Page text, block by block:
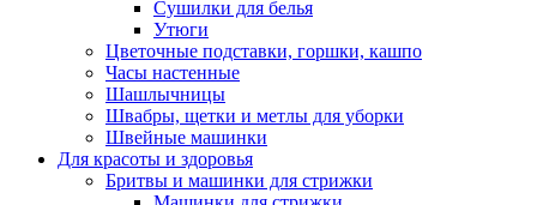
Сушилки для белья
Утюги
Цветочные подставки, горшки, кашпо
Часы настенные
Шашлычницы
Швабры, щетки и метлы для уборки
Швейные машинки
Для красоты и здоровья
Бритвы и машинки для стрижки